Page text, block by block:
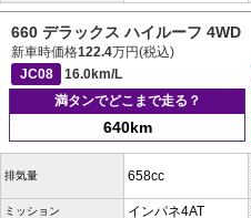
660 デラックス ハイルーフ 4WD
新車時価格122.4万円(税込)
JC08
16.0km/L
満タンでどこまで走る？
640km
排気量 658cc
ミッション インパネ4AT